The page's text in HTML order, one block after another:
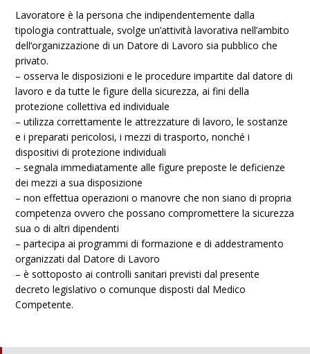
Lavoratore è la persona che indipendentemente dalla
tipologia contrattuale, svolge un’attività lavorativa nell’ambito
dell‘organizzazione di un Datore di Lavoro sia pubblico che
privato.
– osserva le disposizioni e le procedure impartite dal datore di
lavoro e da tutte le figure della sicurezza, ai fini della
protezione collettiva ed individuale
– utilizza correttamente le attrezzature di lavoro, le sostanze
e i preparati pericolosi, i mezzi di trasporto, nonché i
dispositivi di protezione individuali
– segnala immediatamente alle figure preposte le deficienze
dei mezzi a sua disposizione
– non effettua operazioni o manovre che non siano di propria
competenza ovvero che possano compromettere la sicurezza
sua o di altri dipendenti
– partecipa ai programmi di formazione e di addestramento
organizzati dal Datore di Lavoro
– è sottoposto ai controlli sanitari previsti dal presente
decreto legislativo o comunque disposti dal Medico
Competente.